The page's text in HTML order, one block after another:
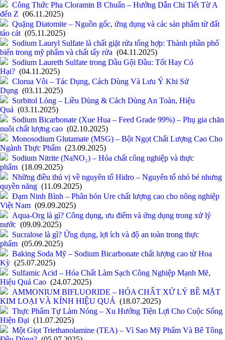
Công Thức Pha Cloramin B Chuẩn – Hướng Dẫn Chi Tiết Từ A
đến Z (06.11.2025)
Quặng Diatomite – Nguồn gốc, ứng dụng và các sản phẩm từ đất
tảo cát (05.11.2025)
Sodium Lauryl Sulfate là chất giặt rửa tổng hợp: Thành phần phổ
biến trong mỹ phẩm và chất tẩy rửa (04.11.2025)
Sodium Laureth Sulfate trong Dầu Gội Đầu: Tốt Hay Có
Hại? (04.11.2025)
Clorua Vôi – Tác Dụng, Cách Dùng Và Lưu Ý Khi Sử
Dụng (03.11.2025)
Sorbitol Lỏng – Liều Dùng & Cách Dùng An Toàn, Hiệu
Quả (03.11.2025)
Sodium Bicarbonate (Xue Hua – Feed Grade 99%) – Phụ gia chăn
nuôi chất lượng cao (02.10.2025)
Monosodium Glutamate (MSG) – Bột Ngọt Chất Lượng Cao Cho
Ngành Thực Phẩm (23.09.2025)
Sodium Nitrite (NaNO₂) – Hóa chất công nghiệp và thực
phẩm (18.09.2025)
Những điều thú vị về nguyên tố Hidro – Nguyên tố nhỏ bé nhưng
quyền năng (11.09.2025)
Đạm Ninh Bình – Phân bón Ure chất lượng cao cho nông nghiệp
Việt Nam (09.09.2025)
Aqua-Org là gì? Công dụng, ưu điểm và ứng dụng trong xử lý
nước (09.09.2025)
Sucralose là gì? Ứng dụng, lợi ích và độ an toàn trong thực
phẩm (05.09.2025)
Baking Soda Mỹ – Sodium Bicarbonate chất lượng cao từ Hoa
Kỳ (25.07.2025)
Sulfamic Acid – Hóa Chất Làm Sạch Công Nghiệp Mạnh Mẽ,
Hiệu Quả Cao (24.07.2025)
AMMONIUM BIFLUORIDE – HÓA CHẤT XỬ LÝ BỀ MẶT
KIM LOẠI VÀ KÍNH HIỆU QUẢ (18.07.2025)
Thực Phẩm Tự Làm Nóng – Xu Hướng Tiện Lợi Cho Cuộc Sống
Hiện Đại (11.07.2025)
Một Giọt Triethanolamine (TEA) – Vì Sao Mỹ Phẩm Và Bê Tông